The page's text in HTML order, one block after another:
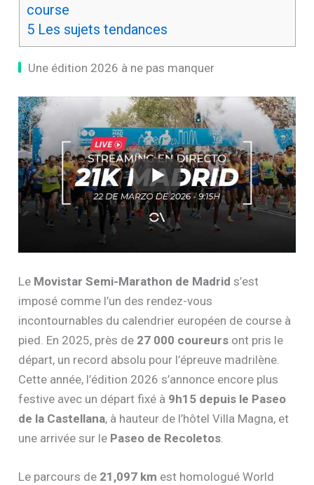
course
5Les sujets tendances
Une édition 2026 à ne pas manquer
Le Movistar Semi-Marathon de Madrid s’est
imposé comme l’un des rendez-vous
incontournables du calendrier européen de course à
pied. En 2025, près de 27 000 coureurs ont pris le
départ, un record absolu pour l’épreuve madrilène.
Cette année, l’édition 2026 s’annonce encore plus
festive avec un départ fixé à 9h15 depuis le Paseo
de la Castellana, à hauteur de l’hôtel Villa Magna, et
une arrivée sur le Paseo de Recoletos.
Le parcours de 21,097 km est homologué World